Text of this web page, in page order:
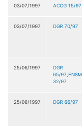
03/07/1997 ACCG 15/97
03/07/1997 DGR 70/97
25/06/1997
DGR
65/97;ENSM
32/97
25/06/1997 DGR 66/97